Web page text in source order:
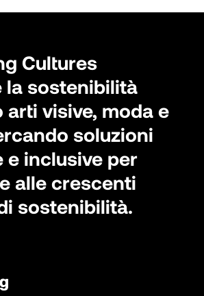
Cultures
la sostenibilità
arti visive, moda e
soluzioni
e inclusive per
alle crescenti
sostenibilità.